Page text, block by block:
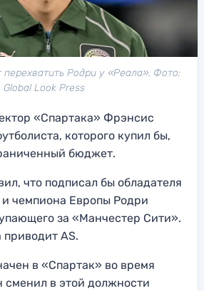
перехватить Родри у «Реала». Фото:
Global Look Press
«Спартака» Фрэнсис
которого купил бы,
бюджет.
что подписал бы обладателя
и чемпиона Европы Родри
за «Манчестер Сити».
AS.
в «Спартак» во время
сменил в этой должности